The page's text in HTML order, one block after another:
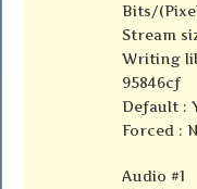
Bits/
Stream
Writing
95846cf
Default :
Forced :
Audio #1